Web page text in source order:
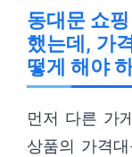
동대문 쇼
했는데, 가
떻게 해야
먼저 다른 가
상품의 가격